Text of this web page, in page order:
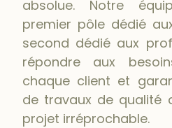
absolue. Notre
premier pôle dédié
second dédié aux
répondre aux
chaque client et
de travaux de qualité
projet irréprochable.